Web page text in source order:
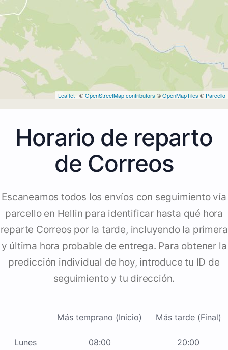
Leaflet | ©OpenStreetMap contributors ©OpenMapTiles © Parcello
Horario de reparto
de Correos
Escaneamos todos los envíos con seguimiento vía
parcello en Hellin para identificar hasta qué hora
reparte Correos por la tarde, incluyendo la primera
y última hora probable de entrega. Para obtener la
predicción individual de hoy, introduce tu ID de
seguimiento y tu dirección.
Más temprano (Inicio) Más tarde (Final)
Lunes 08:00 20:00